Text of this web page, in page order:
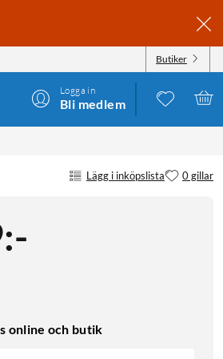
Butiker
Logga in
Bli medlem
Lägg i inköpslista 0 gillar
:-
online och butik